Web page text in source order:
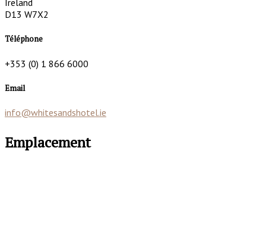
Ireland
D13 W7X2
Téléphone
+353 (0) 1 866 6000
Email
info@whitesandshotel.ie
Emplacement